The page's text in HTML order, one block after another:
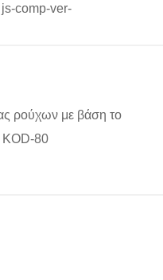
comp-ver-
ρούχων με βάση το
KOD-80